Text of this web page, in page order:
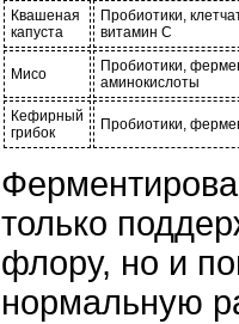
Квашеная
капуста
Пробиотики,
витамин C
Мисо
Пробиотики,
аминокислоты
Кефирный
грибок
Пробиотики,
только
флору, но и
нормальную